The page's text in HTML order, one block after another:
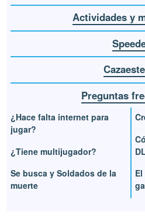
Actividades y
Preguntas
¿Hace falta internet para
jugar?
¿Tiene multijugador?
Se busca y Soldados de la
muerte